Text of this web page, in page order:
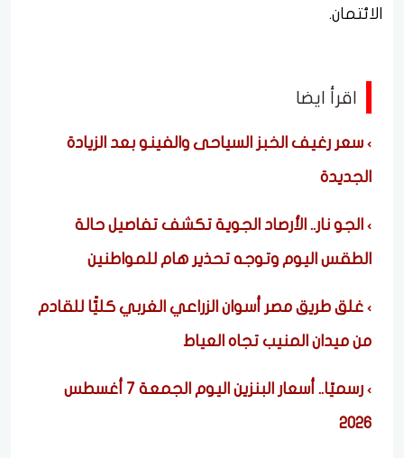
الائتمان.
اقرأ ايضا
سعر رغيف الخبز السياحى والفينو بعد الزيادة
الجديدة
الجو نار.. الأرصاد الجوية تكشف تفاصيل حالة
الطقس اليوم وتوجه تحذير هام للمواطنين
غلق طريق مصر أسوان الزراعي الغربي كليًّا للقادم
من ميدان المنيب تجاه العياط
رسميًا.. أسعار البنزين اليوم الجمعة 7 أغسطس
2026